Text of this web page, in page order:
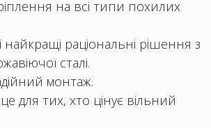
на всі типи похилих
найкращі раціональні рішення з
сталі.
монтаж.
для тих, хто цінує вільний